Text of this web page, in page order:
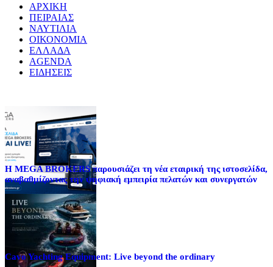
ΑΡΧΙΚΗ
ΠΕΙΡΑΙΑΣ
ΝΑΥΤΙΛΙΑ
ΟΙΚΟΝΟΜΙΑ
ΕΛΛΑΔΑ
AGENDA
ΕΙΔΗΣΕΙΣ
Η MEGA BROKERS παρουσιάζει τη νέα εταιρική της ιστοσελίδα,
αναβαθμίζοντας την ψηφιακή εμπειρία πελατών και συνεργατών
Cavo Yachting Equipment: Live beyond the ordinary